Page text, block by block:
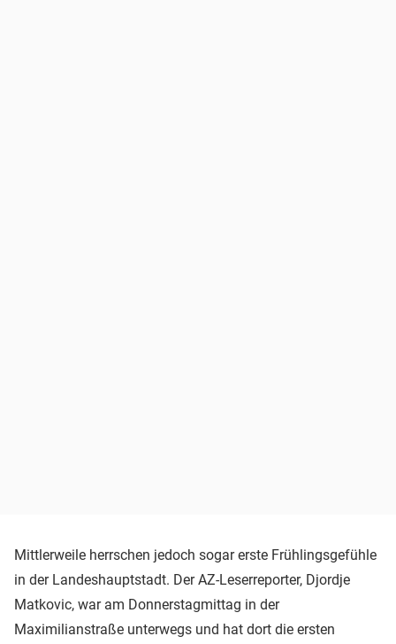
Mittlerweile herrschen jedoch sogar erste Frühlingsgefühle
in der Landeshauptstadt. Der AZ-Leserreporter, Djordje
Matkovic, war am Donnerstagmittag in der
Maximilianstraße unterwegs und hat dort die ersten